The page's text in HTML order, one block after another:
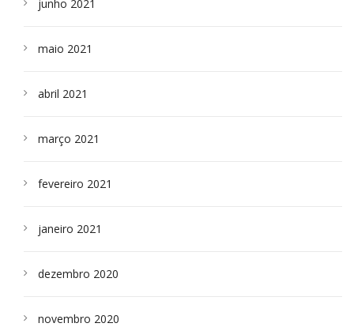
junho 2021
maio 2021
abril 2021
março 2021
fevereiro 2021
janeiro 2021
dezembro 2020
novembro 2020